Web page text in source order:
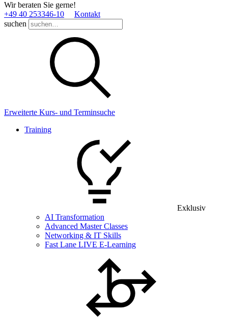
Wir beraten Sie gerne!
+49 40 253346­-10
Kontakt
suchen
Erweiterte Kurs- und Terminsuche
Training
Exklusiv
AI Transformation
Advanced Master Classes
Networking & IT Skills
Fast Lane LIVE E-Learning